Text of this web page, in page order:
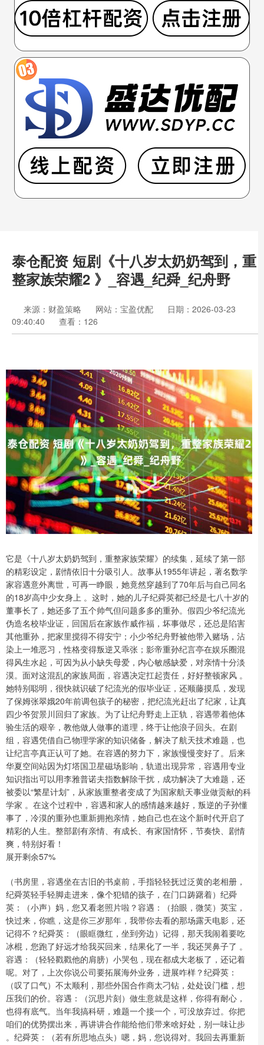
泰仓配资 短剧《十八岁太奶奶驾到，重
整家族荣耀2 》_容遇_纪舜_纪舟野
来源：财盈策略 网站：宝盈优配
日期：2026-03-23
09:40:40
查看：126
它是《十八岁太奶奶驾到，重整家族荣耀》的续集，延续了第一部
的精彩设定，剧情依旧十分吸引人。故事从1955年讲起，著名数学
家容遇意外离世，可再一睁眼，她竟然穿越到了70年后与自己同名
的18岁高中少女身上 。这时，她的儿子纪舜英都已经是七八十岁的
董事长了，她还多了五个帅气但问题多多的重孙。假四少爷纪流光
伪造名校毕业证，回国后在家族作威作福，坏事做尽，还总是陷害
其他重孙，把家里搅得不得安宁；小少爷纪舟野被他带入赌场，沾
染上一堆恶习，性格变得叛逆又乖张；影帝重孙纪言亭在娱乐圈混
得风生水起，可因为从小缺失母爱，内心敏感缺爱，对亲情十分淡
漠。面对这混乱的家族局面，容遇决定扛起责任，好好整顿家风 。
她特别聪明，很快就识破了纪流光的假毕业证，还顺藤摸瓜，发现
了保姆张翠娥20年前调包孩子的秘密，把纪流光赶出了纪家，让真
四少爷贺景川回归了家族。为了让纪舟野走上正轨，容遇带着他体
验生活的艰辛，教他做人做事的道理，终于让他浪子回头。在剧
组，容遇凭借自己物理学家的知识储备，解决了航天技术难题，也
让纪言亭真正认可了她。在容遇的努力下，家族慢慢变好了。后来
华夏空间站因为灯塔国卫星磁场影响，轨道出现异常，容遇用专业
知识指出可以用李雅普诺夫指数解除干扰，成功解决了大难题，还
被委以“繁星计划”，从家族重整者变成了为国家航天事业做贡献的科
学家 。在这个过程中，容遇和家人的感情越来越好，叛逆的子孙懂
事了，冷漠的重孙也重新拥抱亲情，她自己也在这个新时代开启了
精彩的人生。整部剧有亲情、有成长、有家国情怀，节奏快、剧情
爽，特别好看！
展开剩余57%
（书房里，容遇坐在古旧的书桌前，手指轻轻抚过泛黄的老相册，
纪舜英轻手轻脚走进来，像个犯错的孩子，在门口踌躇着）纪舜
英：（小声）妈，您又看老照片啦？容遇：（抬眼，微笑）英宝，
快过来，你瞧，这是你三岁那年，我带你去看的那场露天电影，还
记得不？纪舜英：（眼眶微红，坐到旁边）记得，那天我闹着要吃
冰棍，您跑了好远才给我买回来，结果化了一半，我还哭鼻子了 。
容遇：（轻轻戳戳他的肩膀）小哭包，现在都成大老板了，还记着
呢。对了，上次你说公司要拓展海外业务，进展咋样？纪舜英：
（叹了口气）不太顺利，那些外国合作商太刁钻，处处设门槛，想
压我们的价。容遇：（沉思片刻）做生意就是这样，你得有耐心，
也得有底气。当年我搞科研，难题一个接一个，可没放弃过。你把
咱们的优势摆出来，再讲讲合作能给他们带来啥好处，别一味让步
。纪舜英：（若有所思地点头）嗯，妈，您说得对。我回去再重新